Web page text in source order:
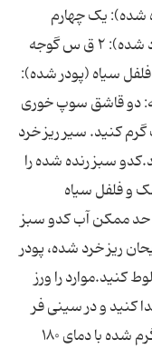
شده): یک چهارم
پیمانه مواد اولیه سس: فلفل قرمز (ریز خرد شده): ۲ ق س گوجه
و پوره شده): ۲ پیمانه فلفل سیاه (پودر شده):
دو قاشق سوپ خوری
کنید. سیر ریز خرد
سبز رنده شده را
دهید.نمک و فلفل سیاه
حد ممکن آب کدو سبز
ریز خرد شده، پودر
کنید.موارد را ورز
کنید و در سینی فر
بچینید. آنها را حدود ۱۰ دقیقه در فر از قبل گرم شده با دمای ۱۸۰